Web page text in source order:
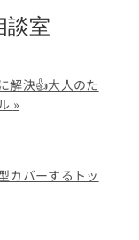
談室
解決👍大人のた
カバーするトッ